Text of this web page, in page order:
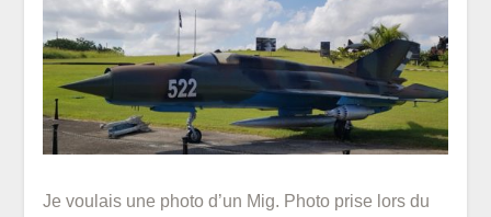
Je voulais une photo d’un Mig. Photo prise lors du